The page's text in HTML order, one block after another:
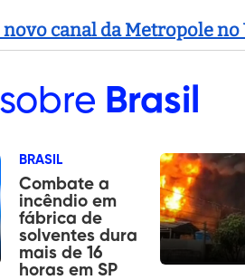
canal da Metropole no
Brasil
BRASIL
Combate a
incêndio em
fábrica de
solventes dura
mais de 16
horas em SP